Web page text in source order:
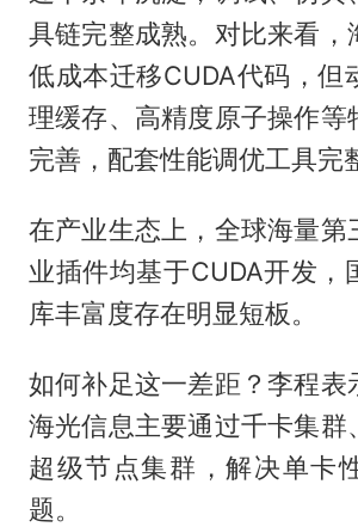
具链完整成熟。对比来看，
低成本迁移CUDA代码，但
理缓存、高精度原子操作等
完善，配套性能调优工具完
在产业生态上，全球海量第
业插件均基于CUDA开发，
库丰富度存在明显短板。
如何补足这一差距？李程表
海光信息主要通过千卡集群
超级节点集群，解决单卡
题。